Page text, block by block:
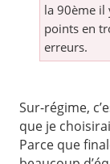
la 90ème il
points en
erreurs.
Sur-régime,
que je
Parce que